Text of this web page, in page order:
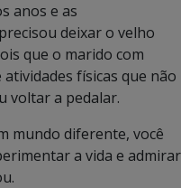
anos e as
deixar o velho
que o marido com
físicas que não
voltar a pedalar.
mundo diferente, você
a vida e admirar